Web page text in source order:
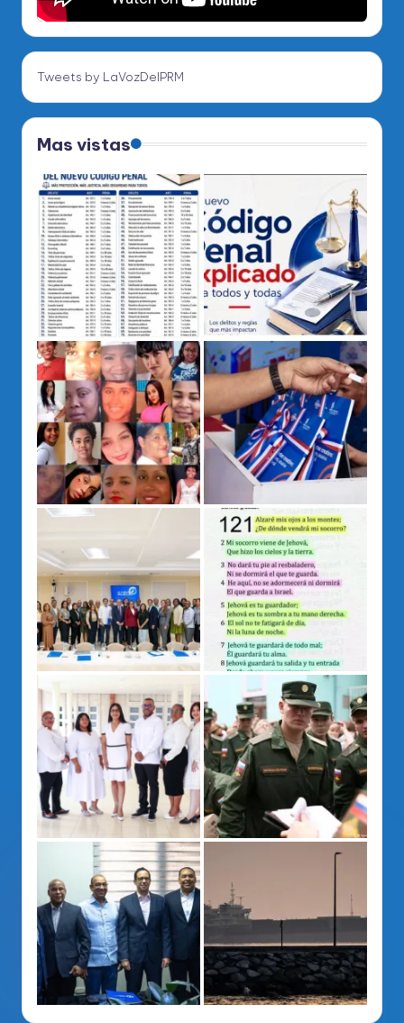
Tweets by LaVozDelPRM
Mas vistas